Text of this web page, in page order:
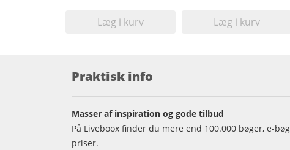
Læg i kurv Læg i kurv
Praktisk info
Masser af inspiration og gode tilbud
På Liveboox finder du mere end 100.000 bøger, e-
priser.